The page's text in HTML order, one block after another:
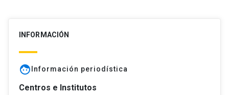
INFORMACIÓN
faceInformación periodística
Centros e Institutos